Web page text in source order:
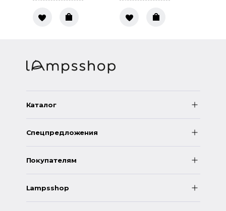
Каталог
Спецпредложения
Покупателям
Lampsshop